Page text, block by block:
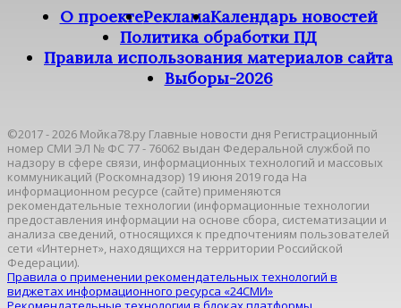
О проектеРекламаКалендарь новостей
Политика обработки ПД
Правила использования материалов сайта
Выборы-2026
©2017 - 2026 Мойка78.ру Главные новости дня Регистрационный
номер СМИ ЭЛ № ФС 77 - 76062 выдан Федеральной службой по
надзору в сфере связи, информационных технологий и массовых
коммуникаций (Роскомнадзор) 19 июня 2019 года На
информационном ресурсе (сайте) применяются
рекомендательные технологии (информационные технологии
предоставления информации на основе сбора, систематизации и
анализа сведений, относящихся к предпочтениям пользователей
сети «Интернет», находящихся на территории Российской
Федерации).
Правила о применении рекомендательных технологий в
виджетах информационного ресурса «24СМИ»